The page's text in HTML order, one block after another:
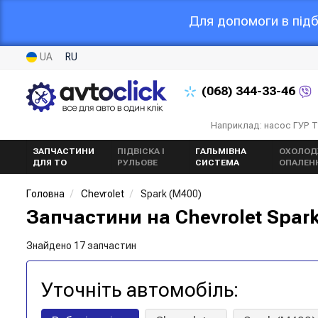
Для допомоги в
UA RU
(068) 344-33-46
Наприклад: насос ГУР
ЗАПЧАСТИНИ
ДЛЯ ТО
ПІДВІСКА І
РУЛЬОВЕ
ГАЛЬМІВНА
СИСТЕМА
Головна Chevrolet Spark (M400)
Запчастини на Chevrolet
Знайдено 17 запчастин
Уточніть автомобіль: